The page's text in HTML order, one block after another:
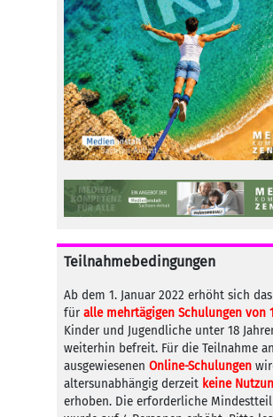
Teilnahmebedingungen
Ab dem 1. Januar 2022 erhöht sich
für alle mehrtägigen Schulungen von
Kinder und Jugendliche unter 18
weiterhin befreit. Für die Teilnahme
ausgewiesenen Online-Schulungen
altersunabhängig derzeit keine
erhoben. Die erforderliche